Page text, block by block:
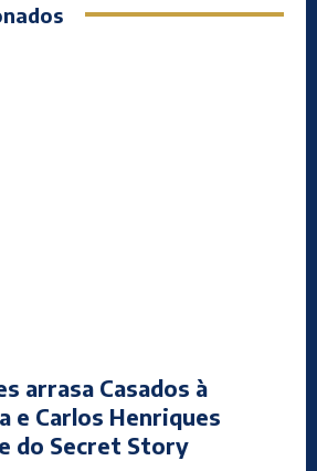
arrasa Casados à
e Carlos Henriques
do Secret Story